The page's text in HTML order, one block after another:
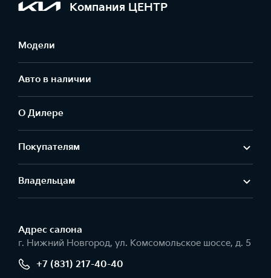
Компания ЦЕНТР
Модели
Авто в наличии
О Дилере
Покупателям
Владельцам
Адрес салонa
г. Нижний Новгород, ул. Комсомольское шоссе, д. 5
+7 (831) 217-40-40